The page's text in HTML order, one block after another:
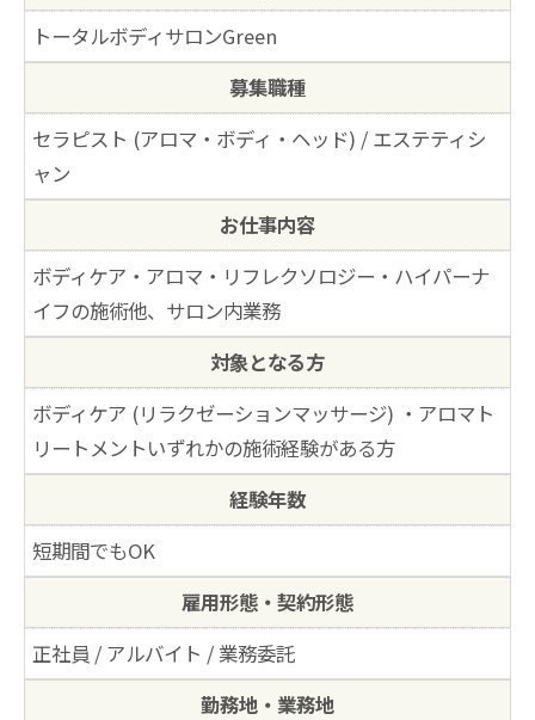
トータルボディサロンGreen
募集職種
セラピスト (アロマ・ボディ・ヘッド) / エステティシ
ャン
お仕事内容
ボディケア・アロマ・リフレクソロジー・ハイパーナ
イフの施術他、サロン内業務
対象となる方
ボディケア (リラクゼーションマッサージ) ・アロマト
リートメントいずれかの施術経験がある方
経験年数
短期間でもOK
雇用形態・契約形態
正社員 / アルバイト / 業務委託
勤務地・業務地